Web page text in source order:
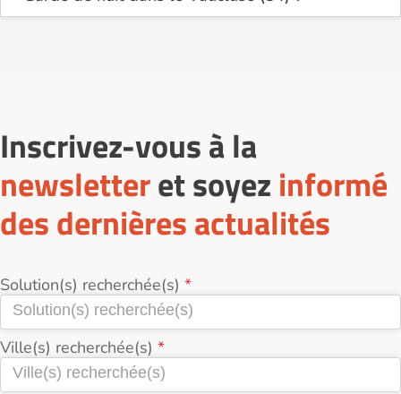
Sur le site Logement-seniors.com, on recense
Inscrivez-vous à la
newsletteret soyez informé
des dernières actualités
Solution(s) recherchée(s)
Ville(s) recherchée(s)